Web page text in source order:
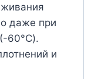
даже при
60°C).
и